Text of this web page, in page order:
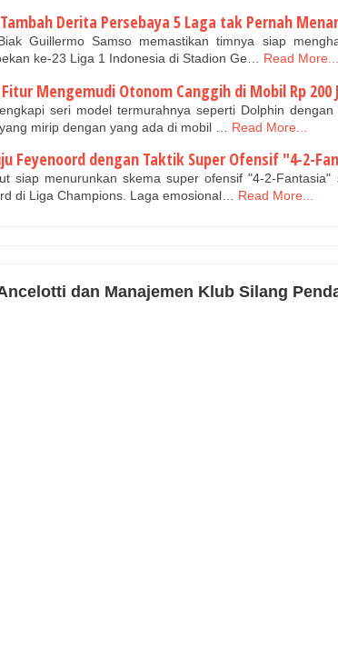
Tambah Derita Persebaya 5 Laga tak Pernah
Guillermo Samso memastikan timnya siap
ke-23 Liga 1 Indonesia di Stadion Ge…
Read More...
Fitur Mengemudi Otonom Canggih di Mobil Rp 200
seri model termurahnya seperti Dolphin dengan
mirip dengan yang ada di mobil …
Read More...
Feyenoord dengan Taktik Super Ofensif "4-2-
siap menurunkan skema super ofensif "4-2-Fantasia"
di Liga Champions. Laga emosional…
Read More...
dan Manajemen Klub Silang